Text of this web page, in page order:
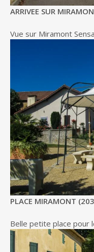
ARRIVEE SUR
Vue sur Miramont
PLACE MIRAMONT
Belle petite place pour